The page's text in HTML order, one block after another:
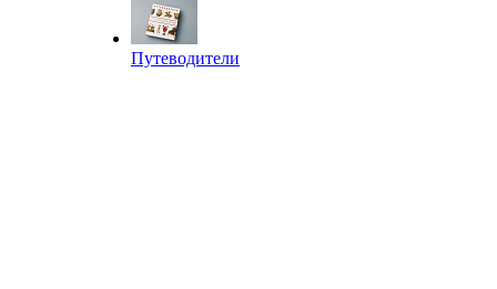
Путеводители